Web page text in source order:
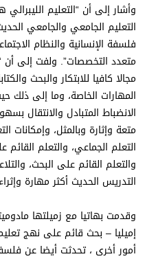
وأشار إلى أن “التعليم
التعليم الجامعي والجامعي
فلسفة الإنسانية والنظام
متعدد التخصصات”. ولفت إلى أن
مجالا كافيا للابتكار والبحث
المهارات الخاصة، وما إلى
الانضباط المتبادل والانتقال
متعة وإثارة وبالمثل، وإمكانات
التعلم الجماعي، والتعلم
والتعلم القائم على البحث،
التدريس الحديث أكثر مهارة
وقدمت بهاتيا مع زميلتها
إميليا – بحث قائم على نهج
أمور أخرى ، تحدثت أيضا عن